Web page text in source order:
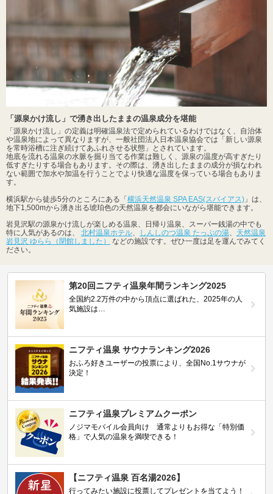
「源泉かけ流し」で湧き出したままの温泉成分を堪能
「源泉かけ流し」の定義は明確温泉法で定められているわけではなく、自治体
や温泉地によって異なりますが、一般社団法人日本温泉協会では「新しい源泉
を常時浴槽に注ぎ続けてあふれさせる状態」とされています。
地底を流れる温泉の水脈を掘り当てる作業は難しく、源泉の温度が高すぎたり
低すぎたりする場合もあります。その際は、湧き出したままの成分が損なわれ
ない範囲で加水や加温を行うことでより快適な温度を保っている場合もありま
す。
横浜駅から徒歩5分のところにある「 横浜天然温泉 SPA EAS(スパイアス) 」は、
地下1,500mから湧き出る琥珀色の天然温泉を都会にいながら堪能できます。
岩見沢駅の源泉かけ流しが楽しめる温泉、日帰り温泉、スーパー銭湯の中でも
特に人気があるのは、 北村温泉ホテル、 しんしのつ温泉 たっぷの湯、 天然温泉
岩見沢 ゆらら（閉館しました）
などの施設です。ぜひ一度は足を運んでみてく
ださい。
第20回ニフティ温泉年間ランキング2025
全国約2.2万件の中から頂点に選ばれた、2025年の人
気施設は…
ニフティ温泉 サウナランキング2026
おふろ好きユーザーの投票により、全国No.1サウナが
決定！
ニフティ温泉プレミアムクーポン
ノジマモバイル会員向け 通常よりもお得な「特別価
格」で人気の温泉を満喫できる！
【ニフティ温泉 百名湯2026】
行ってみたい施設に投票してプレゼントを当てよう！